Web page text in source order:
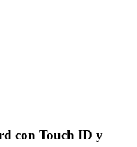
con Touch ID y